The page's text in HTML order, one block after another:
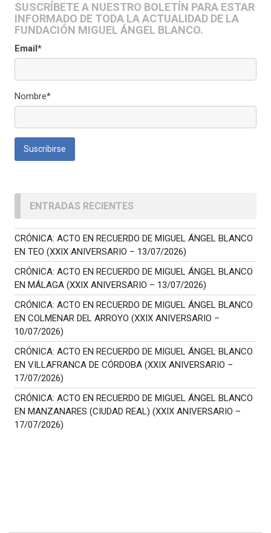
SUSCRÍBETE A NUESTRO BOLETÍN PARA ESTAR
INFORMADO DE TODA LA ACTUALIDAD DE LA
FUNDACIÓN MIGUEL ÁNGEL BLANCO.
Email*
Nombre*
ENTRADAS RECIENTES
CRÓNICA: ACTO EN RECUERDO DE MIGUEL ÁNGEL BLANCO
EN TEO (XXIX ANIVERSARIO – 13/07/2026)
CRÓNICA: ACTO EN RECUERDO DE MIGUEL ÁNGEL BLANCO
EN MÁLAGA (XXIX ANIVERSARIO – 13/07/2026)
CRÓNICA: ACTO EN RECUERDO DE MIGUEL ÁNGEL BLANCO
EN COLMENAR DEL ARROYO (XXIX ANIVERSARIO –
10/07/2026)
CRÓNICA: ACTO EN RECUERDO DE MIGUEL ÁNGEL BLANCO
EN VILLAFRANCA DE CÓRDOBA (XXIX ANIVERSARIO –
17/07/2026)
CRÓNICA: ACTO EN RECUERDO DE MIGUEL ÁNGEL BLANCO
EN MANZANARES (CIUDAD REAL) (XXIX ANIVERSARIO –
17/07/2026)